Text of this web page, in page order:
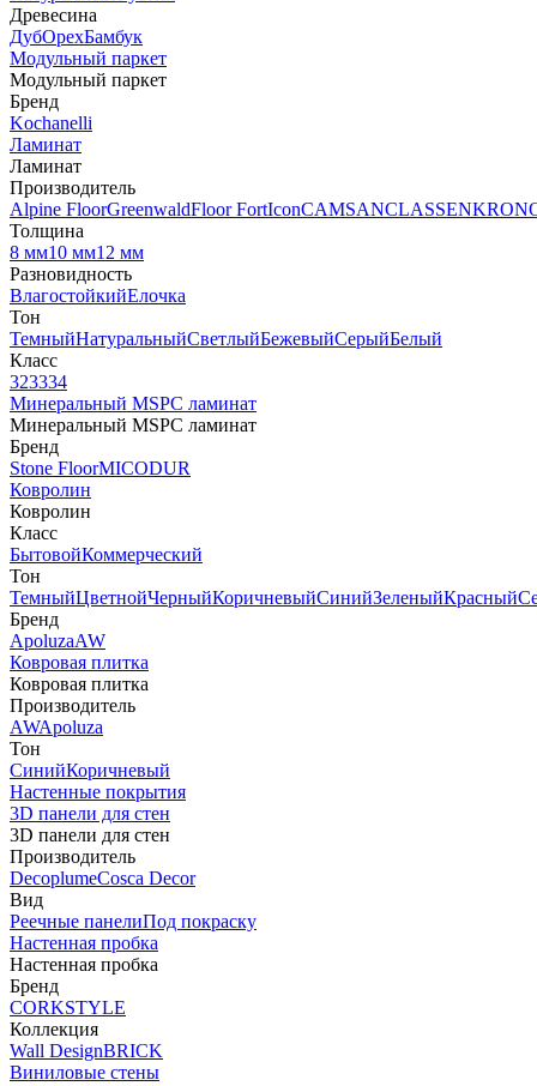
Древесина
ДубОрехБамбук
Модульный паркет
Модульный паркет
Бренд
Kochanelli
Ламинат
Ламинат
Производитель
Alpine FloorGreenwaldFloor FortIconCAMSANCLASSEN
Толщина
8 мм10 мм12 мм
Разновидность
ВлагостойкийЕлочка
Тон
ТемныйНатуральныйСветлыйБежевыйСерыйБелый
Класс
323334
Минеральный MSPC ламинат
Минеральный MSPC ламинат
Бренд
Stone FloorMICODUR
Ковролин
Ковролин
Класс
БытовойКоммерческий
Тон
ТемныйЦветнойЧерныйКоричневыйСинийЗеленыйКрасный
Бренд
ApoluzaAW
Ковровая плитка
Ковровая плитка
Производитель
AWApoluza
Тон
СинийКоричневый
Настенные покрытия
3D панели для стен
3D панели для стен
Производитель
DecoplumeCosca Decor
Вид
Реечные панелиПод покраску
Настенная пробка
Настенная пробка
Бренд
CORKSTYLE
Коллекция
Wall DesignBRICK
Виниловые стены